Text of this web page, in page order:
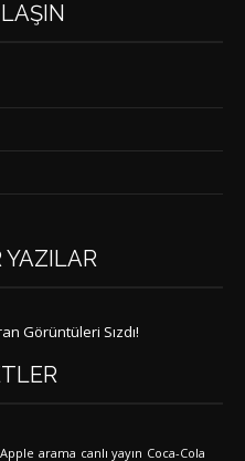
YAZILAR
Görüntüleri Sızdı!
Apple arama canlı yayın Coca-Cola